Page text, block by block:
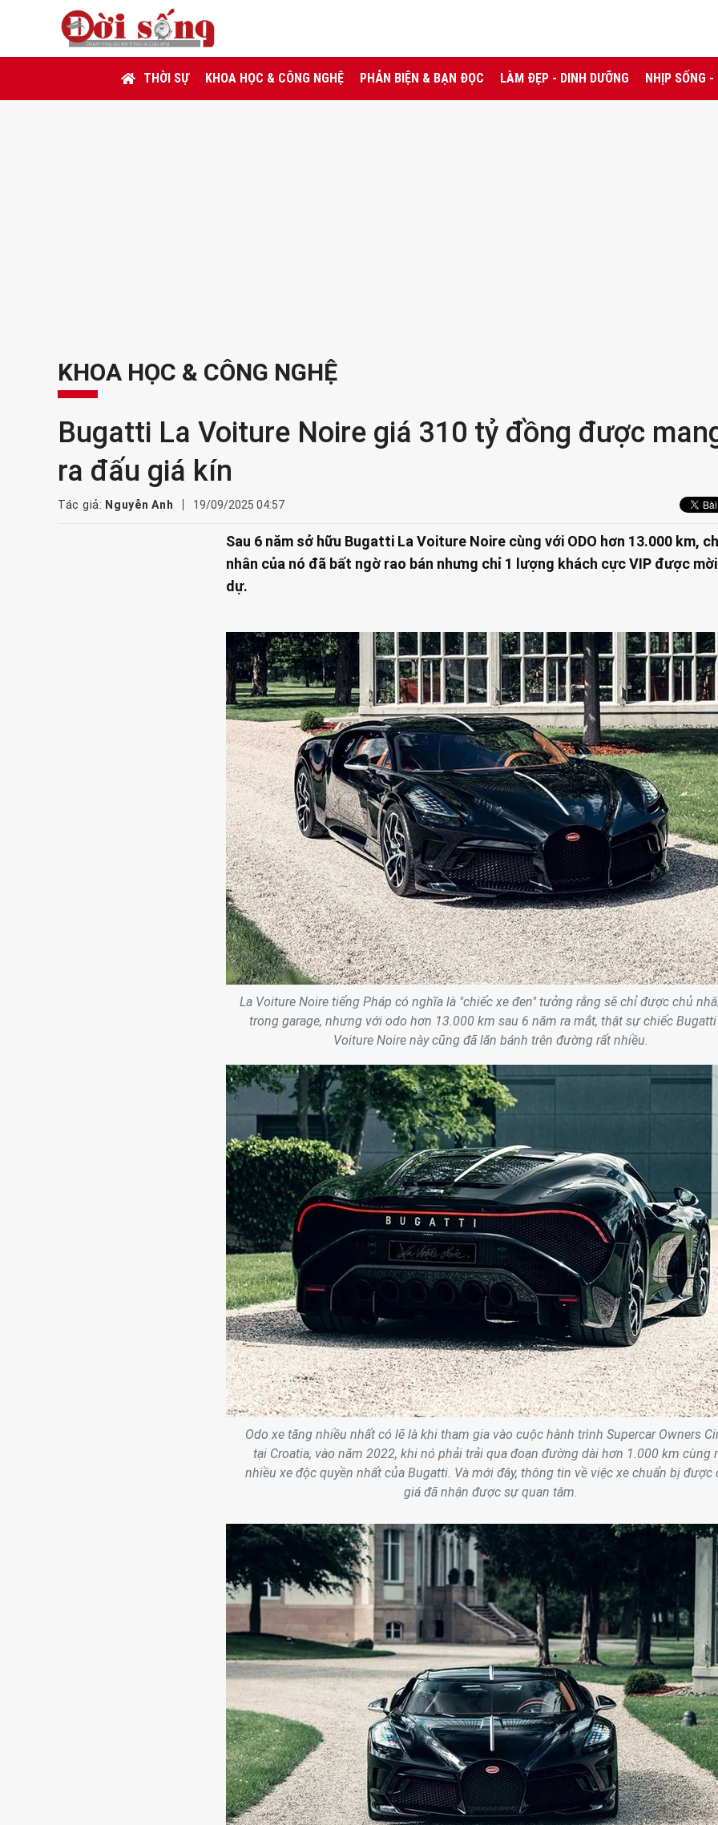
THỜI SỰ KHOA HỌC & CÔNG NGHỆ PHẢN BIỆN & BẠN ĐỌC LÀM ĐẸP - DINH DƯỠNG NHỊP SỐNG
KHOA HỌC & CÔNG NGHỆ
Bugatti La Voiture Noire giá 310 tỷ đồng được
ra đấu giá kín
Tác giả: Nguyễn Anh 19/09/2025 04:57
Sau 6 năm sở hữu Bugatti La Voiture Noire cùng với ODO hơn 13.000 km,
nhân của nó đã bất ngờ rao bán nhưng chỉ 1 lượng khách cực VIP được
dự.
La Voiture Noire tiếng Pháp có nghĩa là "chiếc xe đen" tưởng rằng sẽ chỉ được chủ
trong garage, nhưng với odo hơn 13.000 km sau 6 năm ra mắt, thật sự chiếc Bugatti
Voiture Noire này cũng đã lăn bánh trên đường rất nhiều.
Odo xe tăng nhiều nhất có lẽ là khi tham gia vào cuộc hành trình Supercar Owners
tại Croatia, vào năm 2022, khi nó phải trải qua đoạn đường dài hơn 1.000 km cùng
nhiều xe độc quyền nhất của Bugatti. Và mới đây, thông tin về việc xe chuẩn bị được
giá đã nhận được sự quan tâm.